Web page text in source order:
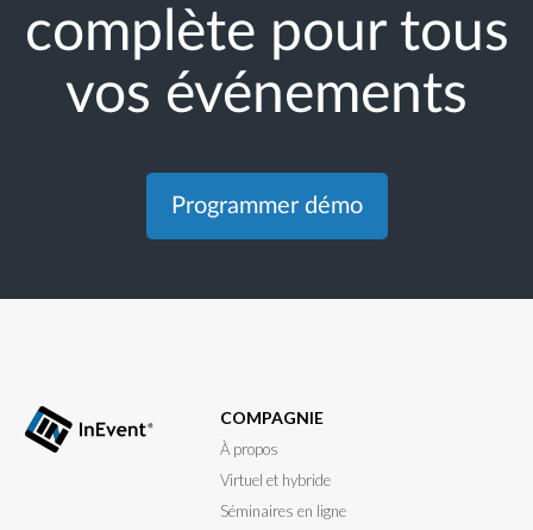
complète pour tous
vos événements
Programmer démo
COMPAGNIE
À propos
Virtuel et hybride
Séminaires en ligne